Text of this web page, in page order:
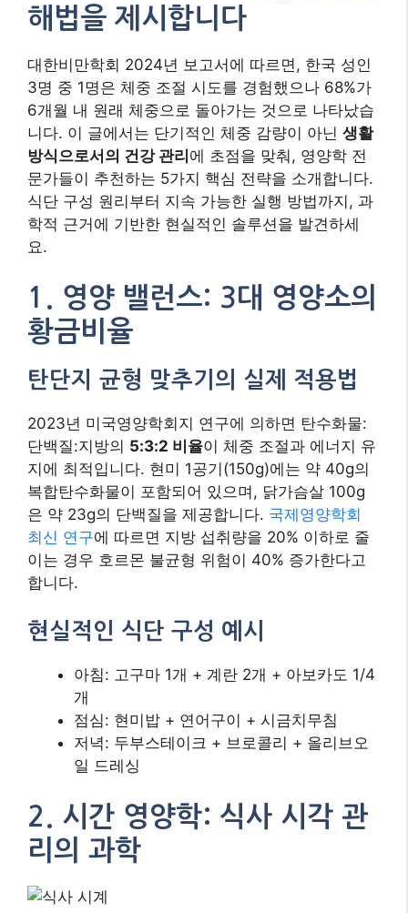
해법을 제시합니다
대한비만학회 2024년 보고서에 따르면, 한국 성인
3명 중 1명은 체중 조절 시도를 경험했으나 68%가
6개월 내 원래 체중으로 돌아가는 것으로 나타났습
니다. 이 글에서는 단기적인 체중 감량이 아닌 생활
방식으로서의 건강 관리에 초점을 맞춰, 영양학 전
문가들이 추천하는 5가지 핵심 전략을 소개합니다.
식단 구성 원리부터 지속 가능한 실행 방법까지, 과
학적 근거에 기반한 현실적인 솔루션을 발견하세
요.
1. 영양 밸런스: 3대 영양소의
황금비율
탄단지 균형 맞추기의 실제 적용법
2023년 미국영양학회지 연구에 의하면 탄수화물:
단백질:지방의 5:3:2 비율이 체중 조절과 에너지 유
지에 최적입니다. 현미 1공기(150g)에는 약 40g의
복합탄수화물이 포함되어 있으며, 닭가슴살 100g
은 약 23g의 단백질을 제공합니다. 국제영양학회
최신 연구에 따르면 지방 섭취량을 20% 이하로 줄
이는 경우 호르몬 불균형 위험이 40% 증가한다고
합니다.
현실적인 식단 구성 예시
아침: 고구마 1개 + 계란 2개 + 아보카도 1/4
개
점심: 현미밥 + 연어구이 + 시금치무침
저녁: 두부스테이크 + 브로콜리 + 올리브오
일 드레싱
2. 시간 영양학: 식사 시각 관
리의 과학